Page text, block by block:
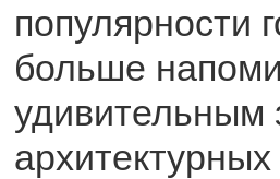
популярности
больше
удивительным